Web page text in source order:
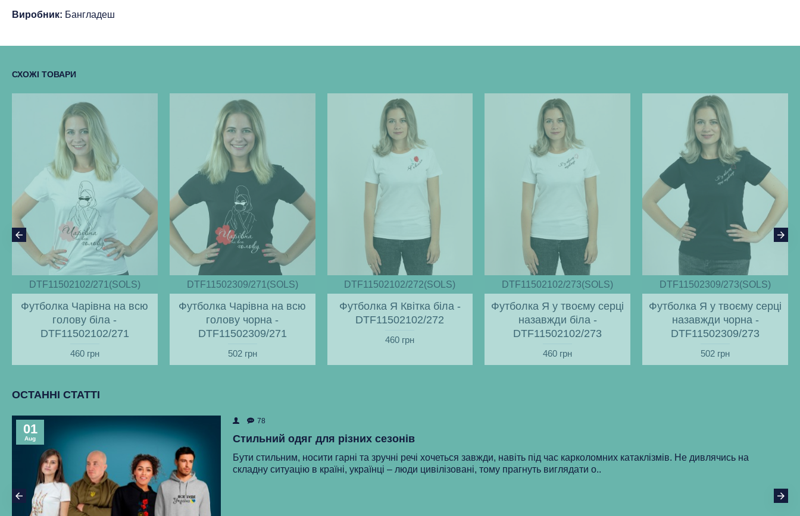
Виробник: Бангладеш
СХОЖІ ТОВАРИ
DTF11502102/271(SOLS)
Футболка Чарівна на всю
голову біла -
DTF11502102/271
460 грн
DTF11502309/271(SOLS)
Футболка Чарівна на всю
голову чорна -
DTF11502309/271
502 грн
DTF11502102/272(SOLS)
Футболка Я Квітка біла -
DTF11502102/272
460 грн
DTF11502102/273(SOLS)
Футболка Я у твоєму серці
назавжди біла -
DTF11502102/273
460 грн
DTF11502309/273(SOLS)
Футболка Я у твоєму серці
назавжди чорна -
DTF11502309/273
502 грн
ОСТАННІ СТАТТІ
01
Aug
78
Стильний одяг для різних сезонів
Бути стильним, носити гарні та зручні речі хочеться завжди, навіть під час карколомних катаклізмів. Не дивлячись на
складну ситуацію в країні, українці – люди цивілізовані, тому прагнуть виглядати о..